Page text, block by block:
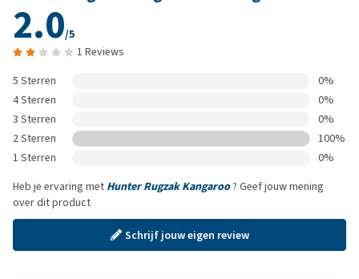
2.0/5
1 Reviews
5 Sterren
0%
4 Sterren
0%
3 Sterren
0%
2 Sterren
100%
1 Sterren
0%
Heb je ervaring met Hunter Rugzak Kangaroo? Geef jouw mening
over dit product
Schrijf jouw eigen review